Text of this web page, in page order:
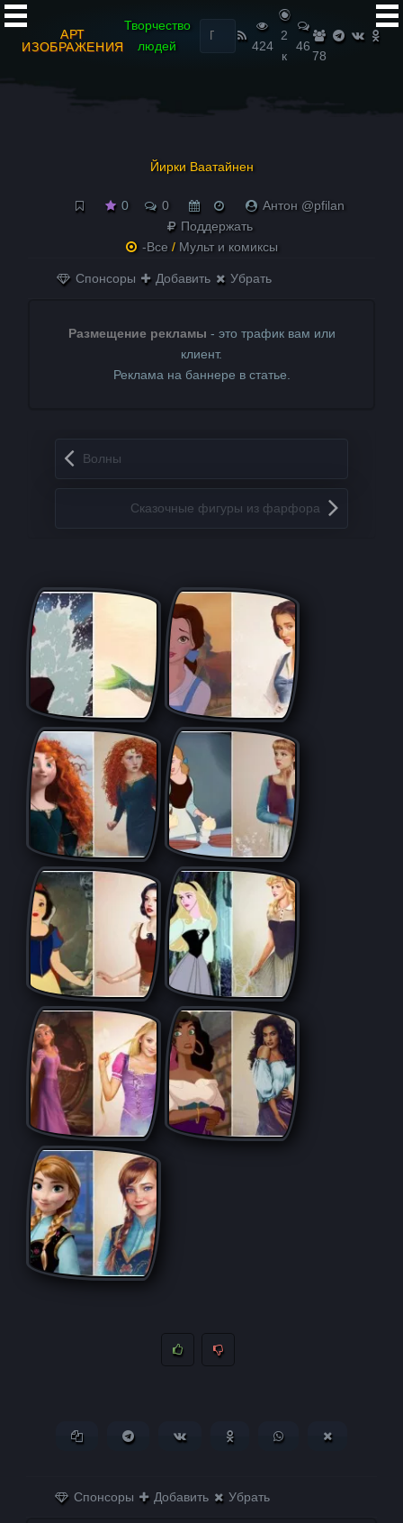
АРТ
ИЗОБРАЖЕНИЯ
Творчество
людей
Найти:
424
2
к
46
78
Йирки Ваатайнен
0 0
Антон @pfilan
Поддержать
-Все / Мульт и комиксы
Спонсоры Добавить Убрать
Размещение рекламы - это трафик вам или
клиент.
Реклама на баннере в статье.
Запись навигация
Волны
Сказочные фигуры из фарфора
Копировать ссылкуПоделиться в Telegram
Поделиться ВКонтактеПоделиться в
Поделиться в
Спонсоры Добавить Убрать